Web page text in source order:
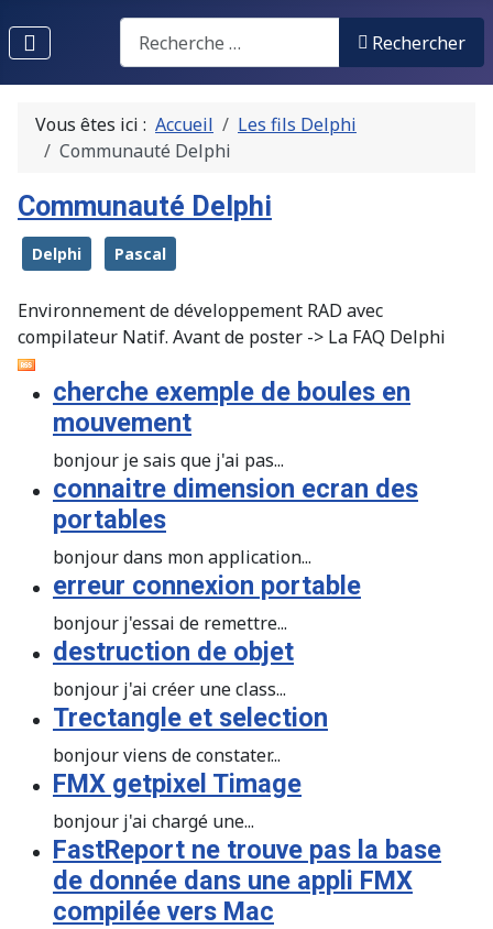
Recherche
Rechercher
Vous êtes ici : Accueil
Les fils Delphi
Communauté Delphi
Communauté Delphi
Delphi Pascal
Environnement de développement RAD avec
compilateur Natif. Avant de poster -> La FAQ Delphi
cherche exemple de boules en
mouvement
bonjour je sais que j'ai pas...
connaitre dimension ecran des
portables
bonjour dans mon application...
erreur connexion portable
bonjour j'essai de remettre...
destruction de objet
bonjour j'ai créer une class...
Trectangle et selection
bonjour viens de constater...
FMX getpixel Timage
bonjour j'ai chargé une...
FastReport ne trouve pas la base
de donnée dans une appli FMX
compilée vers Mac